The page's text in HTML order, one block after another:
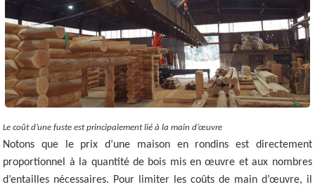
Le coût d’une fuste est principalement lié à la main d’œuvre
Notons que le prix d’une maison en rondins est directement
proportionnel à la quantité de bois mis en œuvre et aux nombres
d’entailles nécessaires. Pour limiter les coûts de main d’œuvre, il